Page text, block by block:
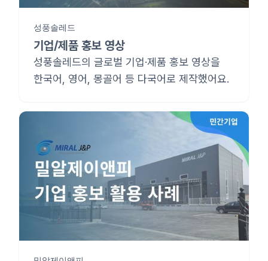
성풍솔레드
기업/제품 홍보 영상
성풍솔레드의 글로벌 기업·제품 홍보 영상을
한국어, 영어, 몽골어 등 다국어로 제작했어요.